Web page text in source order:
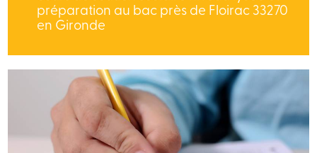
préparation au bac près de Floirac 33270
en Gironde